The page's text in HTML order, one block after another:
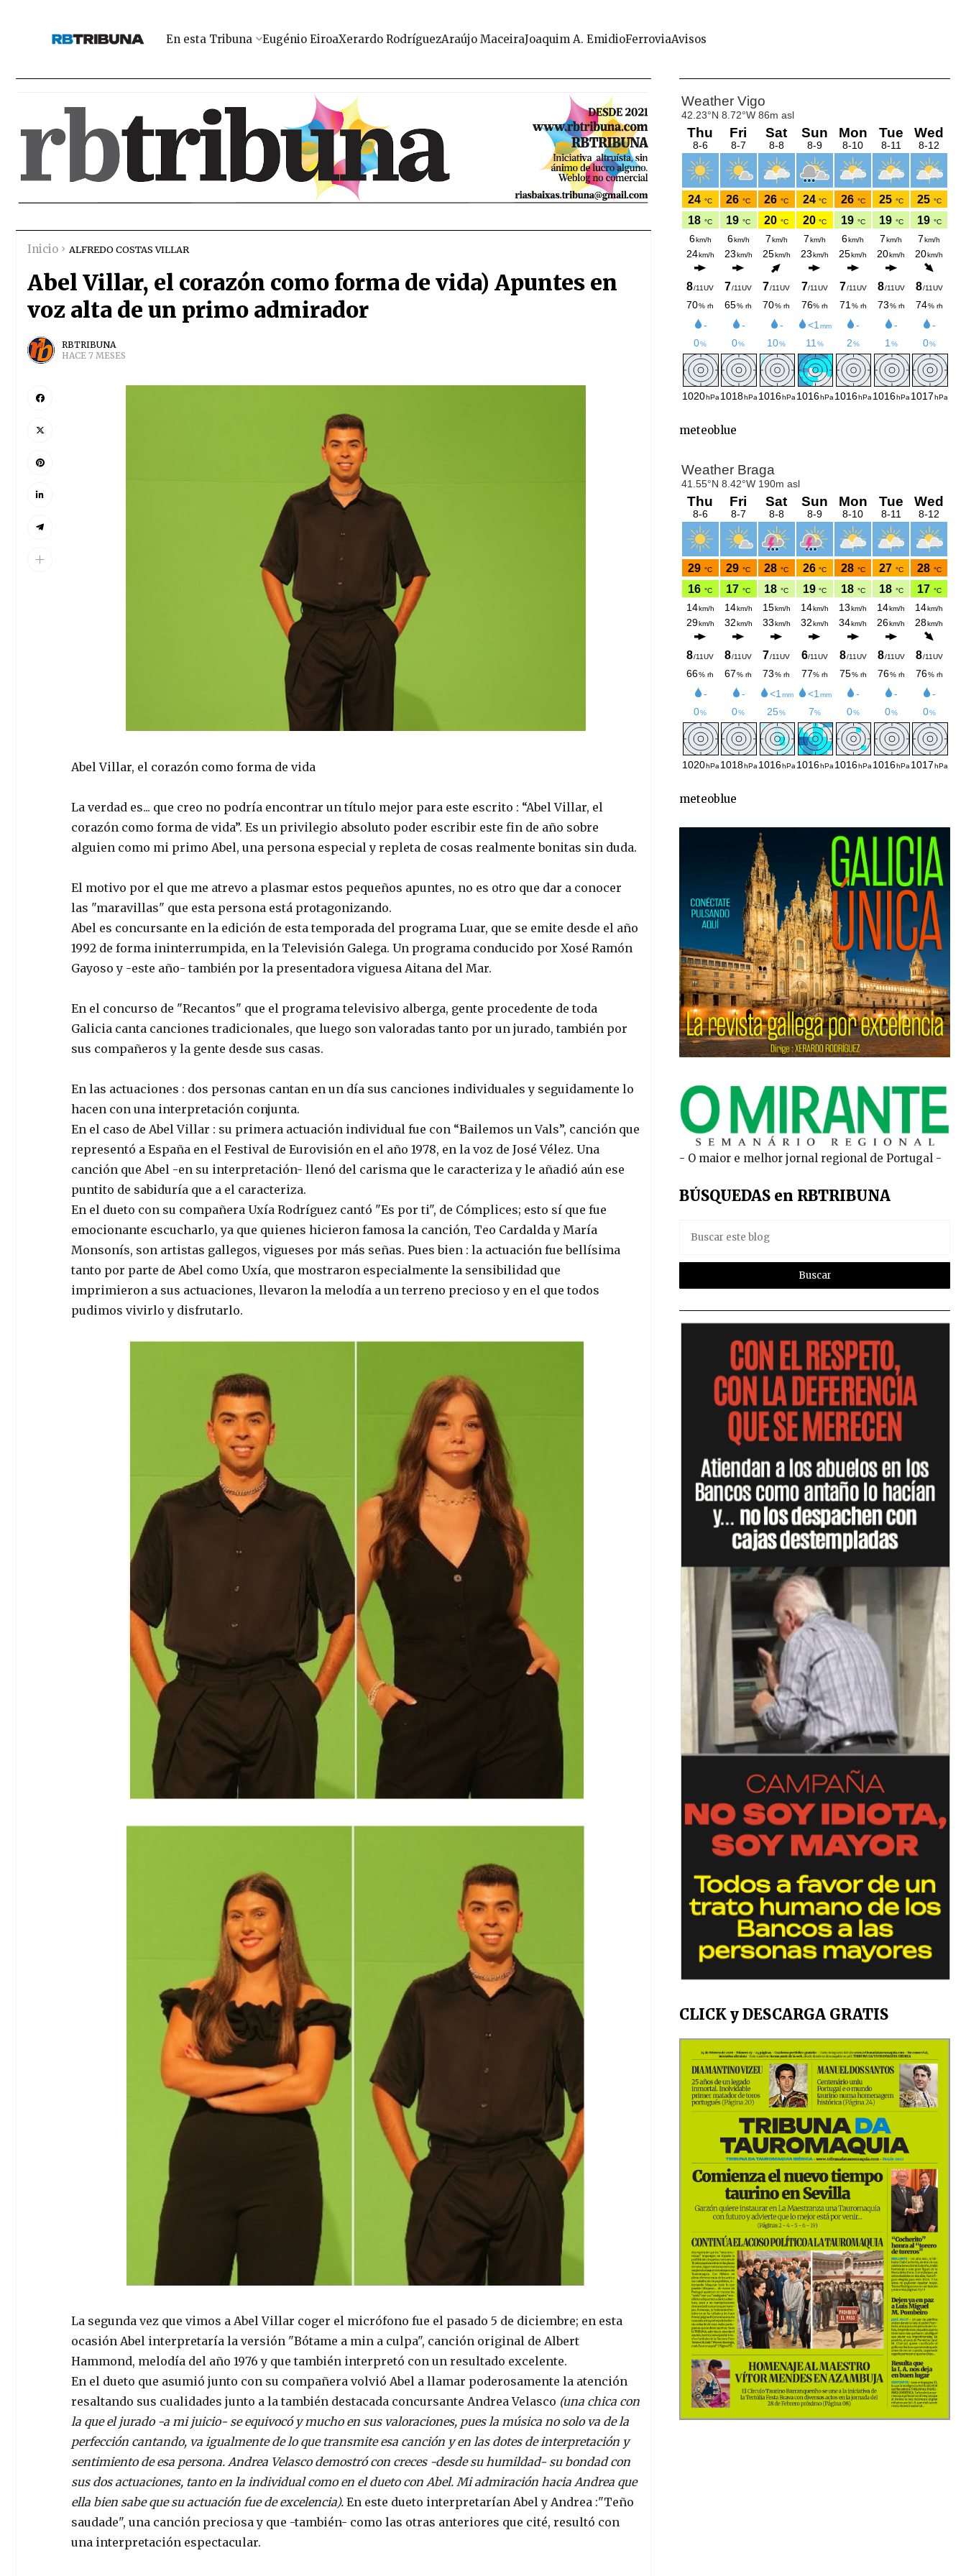
En esta Tribuna Eugénio EiroaXerardo RodríguezAraújo MaceiraJoaquim A. EmidioFerroviaAvisos
Inicio ALFREDO COSTAS VILLAR
Abel Villar, el corazón como forma de vida) Apuntes en
voz alta de un primo admirador
RBTRIBUNA
HACE 7 MESES
Abel Villar, el corazón como forma de vida
La verdad es... que creo no podría encontrar un título mejor para este escrito : “Abel Villar, el
corazón como forma de vida”. Es un privilegio absoluto poder escribir este fin de año sobre
alguien como mi primo Abel, una persona especial y repleta de cosas realmente bonitas sin duda.
El motivo por el que me atrevo a plasmar estos pequeños apuntes, no es otro que dar a conocer
las "maravillas" que esta persona está protagonizando.
Abel es concursante en la edición de esta temporada del programa Luar, que se emite desde el año
1992 de forma ininterrumpida, en la Televisión Galega. Un programa conducido por Xosé Ramón
Gayoso y -este año- también por la presentadora viguesa Aitana del Mar.
En el concurso de "Recantos" que el programa televisivo alberga, gente procedente de toda
Galicia canta canciones tradicionales, que luego son valoradas tanto por un jurado, también por
sus compañeros y la gente desde sus casas.
En las actuaciones : dos personas cantan en un día sus canciones individuales y seguidamente lo
hacen con una interpretación conjunta.
En el caso de Abel Villar : su primera actuación individual fue con “Bailemos un Vals”, canción que
representó a España en el Festival de Eurovisión en el año 1978, en la voz de José Vélez. Una
canción que Abel -en su interpretación- llenó del carisma que le caracteriza y le añadió aún ese
puntito de sabiduría que a el caracteriza.
En el dueto con su compañera Uxía Rodríguez cantó "Es por ti", de Cómplices; esto sí que fue
emocionante escucharlo, ya que quienes hicieron famosa la canción, Teo Cardalda y María
Monsonís, son artistas gallegos, vigueses por más señas. Pues bien : la actuación fue bellísima
tanto por parte de Abel como Uxía, que mostraron especialmente la sensibilidad que
imprimieron a sus actuaciones, llevaron la melodía a un terreno precioso y en el que todos
pudimos vivirlo y disfrutarlo.
La segunda vez que vimos a Abel Villar coger el micrófono fue el pasado 5 de diciembre; en esta
ocasión Abel interpretaría la versión "Bótame a min a culpa", canción original de Albert
Hammond, melodía del año 1976 y que también interpretó con un resultado excelente.
En el dueto que asumió junto con su compañera volvió Abel a llamar poderosamente la atención
resaltando sus cualidades junto a la también destacada concursante Andrea Velasco (una chica con
la que el jurado -a mi juicio- se equivocó y mucho en sus valoraciones, pues la música no solo va de la
perfección cantando, va igualmente de lo que transmite esa canción y en las dotes de interpretación y
sentimiento de esa persona. Andrea Velasco demostró con creces -desde su humildad- su bondad con
sus dos actuaciones, tanto en la individual como en el dueto con Abel. Mi admiración hacia Andrea que
ella bien sabe que su actuación fue de excelencia). En este dueto interpretarían Abel y Andrea :"Teño
saudade", una canción preciosa y que -también- como las otras anteriores que cité, resultó con
una interpretación espectacular.
meteoblue
meteoblue
- O maior e melhor jornal regional de Portugal -
BÚSQUEDAS en RBTRIBUNA
CLICK y DESCARGA GRATIS